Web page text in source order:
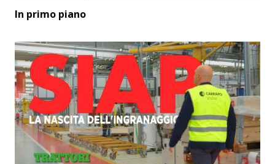
In primo piano